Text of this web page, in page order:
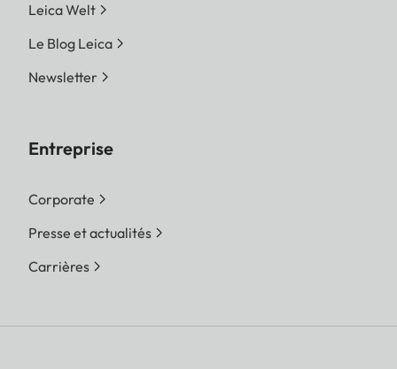
Leica Welt
Le Blog Leica
Newsletter
Entreprise
Corporate
Presse et actualités
Carrières